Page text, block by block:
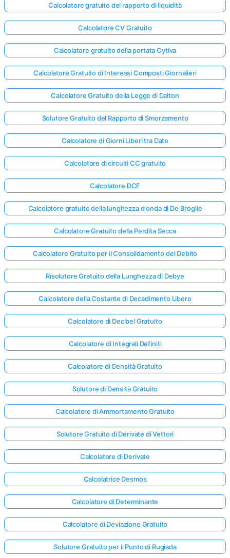
Calcolatore gratuito del rapporto di liquidità
Calcolatore CV Gratuito
Calcolatore gratuito della portata Cytiva
Calcolatore Gratuito di Interessi Composti Giornalieri
Calcolatore Gratuito della Legge di Dalton
Solutore Gratuito del Rapporto di Smorzamento
Calcolatore di Giorni Liberi tra Date
Calcolatore di circuiti CC gratuito
Calcolatore DCF
Calcolatore gratuito della lunghezza d'onda di De Broglie
Calcolatore Gratuito della Perdita Secca
Calcolatore Gratuito per il Consolidamento del Debito
Risolutore Gratuito della Lunghezza di Debye
Calcolatore della Costante di Decadimento Libero
Calcolatore di Decibel Gratuito
Calcolatore di Integrali Definiti
Calcolatore di Densità Gratuito
Solutore di Densità Gratuito
Calcolatore di Ammortamento Gratuito
Solutore Gratuito di Derivate di Vettori
Calcolatore di Derivate
Calcolatrice Desmos
Calcolatore di Determinante
Calcolatore di Deviazione Gratuito
Solutore Gratuito per il Punto di Rugiada